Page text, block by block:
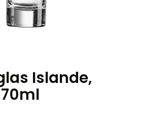
Islande,